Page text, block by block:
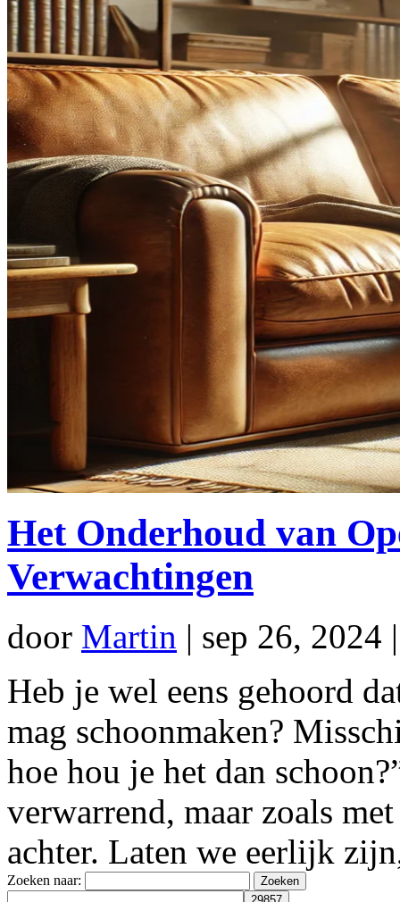
Het Onderhoud van
Verwachtingen
door Martin | sep 26, 2024
Heb je wel eens gehoord
mag schoonmaken?
hoe hou je het dan
verwarrend, maar zoals
achter. Laten we eerlijk
Zoeken naar: